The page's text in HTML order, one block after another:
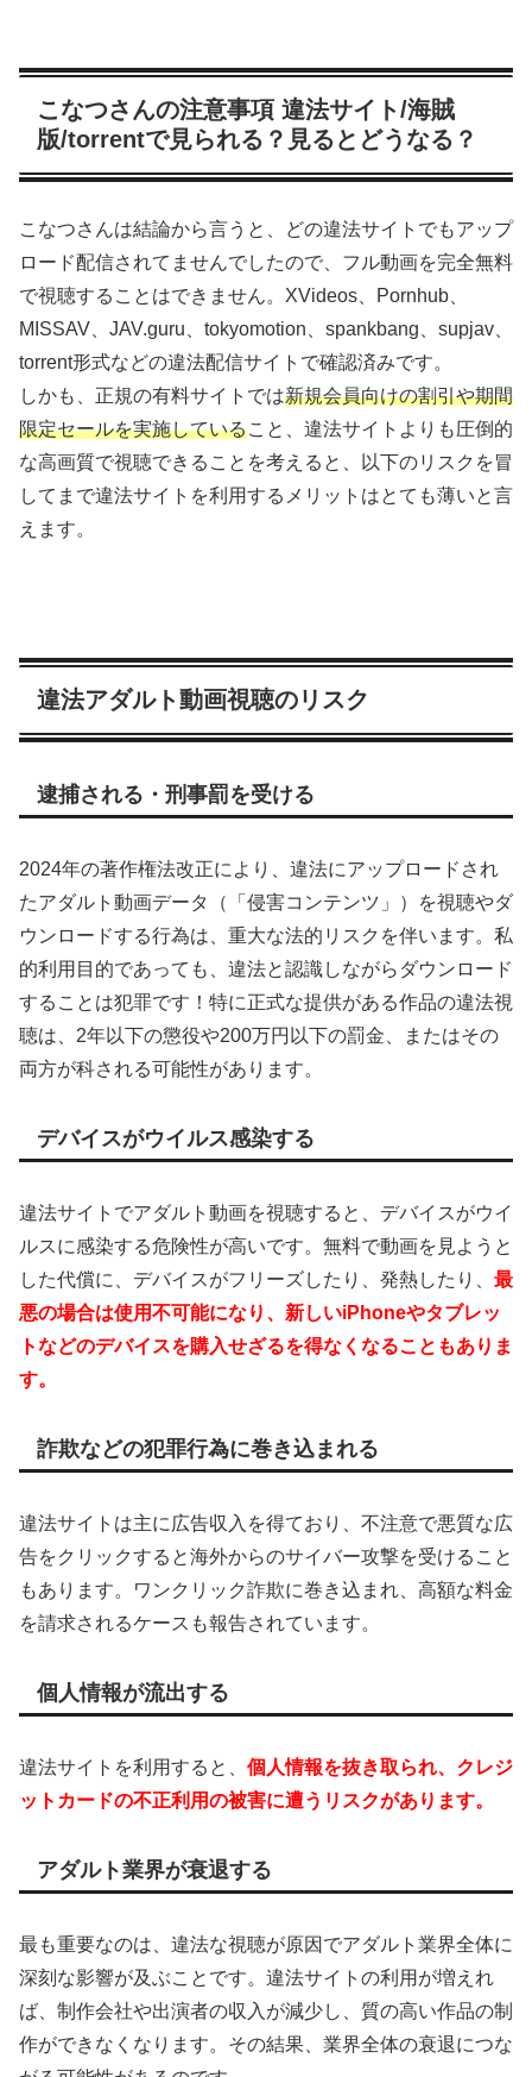
こなつさんの注意事項 違法サイト/海賊
版/torrentで見られる？見るとどうなる？
こなつさんは結論から言うと、どの違法サイトでもアップ
ロード配信されてませんでしたので、フル動画を完全無料
で視聴することはできません。XVideos、Pornhub、
MISSAV、JAV.guru、tokyomotion、spankbang、supjav、
torrent形式などの違法配信サイトで確認済みです。
しかも、正規の有料サイトでは新規会員向けの割引や期間
限定セールを実施していること、違法サイトよりも圧倒的
な高画質で視聴できることを考えると、以下のリスクを冒
してまで違法サイトを利用するメリットはとても薄いと言
えます。
違法アダルト動画視聴のリスク
逮捕される・刑事罰を受ける
2024年の著作権法改正により、違法にアップロードされ
たアダルト動画データ（「侵害コンテンツ」）を視聴やダ
ウンロードする行為は、重大な法的リスクを伴います。私
的利用目的であっても、違法と認識しながらダウンロード
することは犯罪です！特に正式な提供がある作品の違法視
聴は、2年以下の懲役や200万円以下の罰金、またはその
両方が科される可能性があります。
デバイスがウイルス感染する
違法サイトでアダルト動画を視聴すると、デバイスがウイ
ルスに感染する危険性が高いです。無料で動画を見ようと
した代償に、デバイスがフリーズしたり、発熱したり、 最
悪の場合は使用不可能になり、新しいiPhoneやタブレッ
トなどのデバイスを購入せざるを得なくなることもありま
す。
詐欺などの犯罪行為に巻き込まれる
違法サイトは主に広告収入を得ており、不注意で悪質な広
告をクリックすると海外からのサイバー攻撃を受けること
もあります。ワンクリック詐欺に巻き込まれ、高額な料金
を請求されるケースも報告されています。
個人情報が流出する
違法サイトを利用すると、 個人情報を抜き取られ、クレジ
ットカードの不正利用の被害に遭うリスクがあります。
アダルト業界が衰退する
最も重要なのは、違法な視聴が原因でアダルト業界全体に
深刻な影響が及ぶことです。違法サイトの利用が増えれ
ば、制作会社や出演者の収入が減少し、質の高い作品の制
作ができなくなります。その結果、業界全体の衰退につな